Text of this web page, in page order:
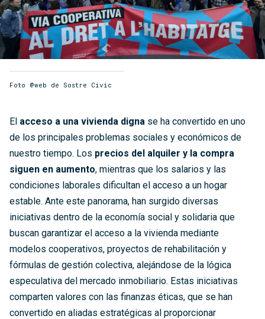
Foto @web de Sostre Civic
El acceso a una vivienda digna se ha convertido en uno
de los principales problemas sociales y económicos de
nuestro tiempo. Los precios del alquiler y la compra
siguen en aumento, mientras que los salarios y las
condiciones laborales dificultan el acceso a un hogar
estable. Ante este panorama, han surgido diversas
iniciativas dentro de la economía social y solidaria que
buscan garantizar el acceso a la vivienda mediante
modelos cooperativos, proyectos de rehabilitación y
fórmulas de gestión colectiva, alejándose de la lógica
especulativa del mercado inmobiliario. Estas iniciativas
comparten valores con las finanzas éticas, que se han
convertido en aliadas estratégicas al proporcionar